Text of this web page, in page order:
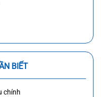
BIẾT
chính